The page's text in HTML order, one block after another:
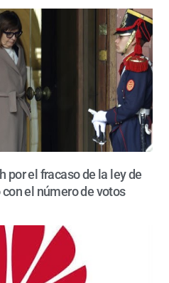
por el fracaso de la ley de
el número de votos